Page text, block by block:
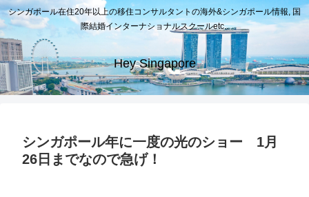
シンガポール在住20年以上の移住コンサルタントの海外&シンガポール情報, 国
際結婚インターナショナルスクールetc..
Hey Singapore
シンガポール年に一度の光のショー 1月
26日までなので急げ！